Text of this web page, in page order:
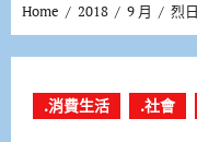
Home 2018 9 月 烈
.消費生活 .社會